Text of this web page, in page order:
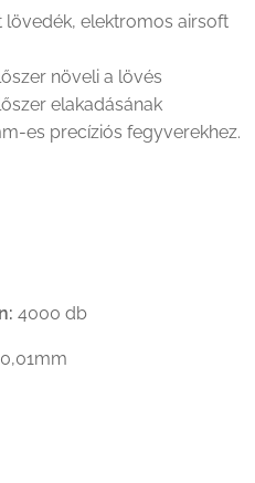
elektromos airsoft
növeli a lövés
elakadásának
es precíziós fegyverekhez.
4000 db